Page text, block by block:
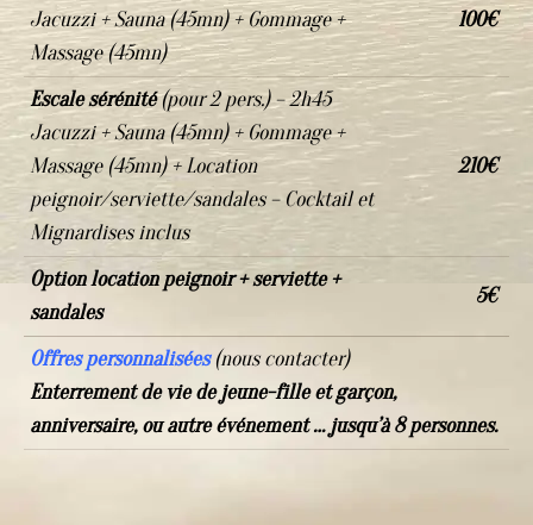
Jacuzzi + Sauna (45mn) + Gommage +
Massage (45mn)
100€
Escale sérénité(pour 2 pers.) – 2h45
Jacuzzi + Sauna (45mn) + Gommage +
Massage (45mn) + Location
peignoir/serviette/sandales – Cocktail et
Mignardises inclus
210€
Option locationpeignoir + serviette +
sandales
5€
Offres personnalisées (nous contacter)
Enterrement de vie de jeune-filleet garçon,
anniversaire,ou autre événement … jusqu’à 8 personnes.